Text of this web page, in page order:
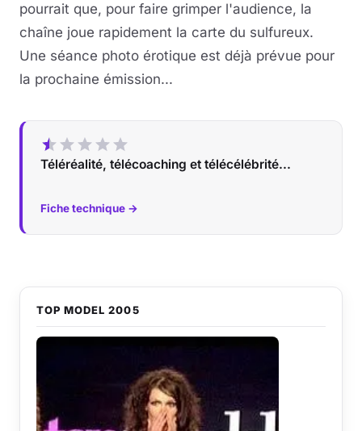
pourrait que, pour faire grimper l'audience, la
chaîne joue rapidement la carte du sulfureux.
Une séance photo érotique est déjà prévue pour
la prochaine émission...
Téléréalité, télécoaching et télécélébrité...
Fiche technique →
TOP MODEL 2005